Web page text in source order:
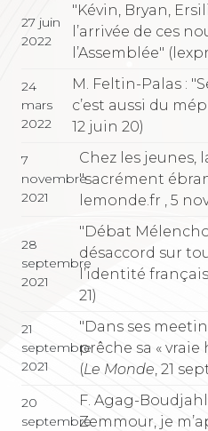
27 juin
2022
"Kévin, Bryan,
l’arrivée de ces
l’Assemblée"
24
mars
2022
M. Feltin-Palas :
c’est aussi du
12 juin 20)
7
novembre
2021
Chez les jeunes,
"sacrément
lemonde.fr , 5
28
septembre
2021
"Débat
désaccord sur
l’identité
21)
21
septembre
2021
"Dans ses
prêche sa « vraie
(Le Monde , 21
20
septembre
F. Agag-
Zemmour, je